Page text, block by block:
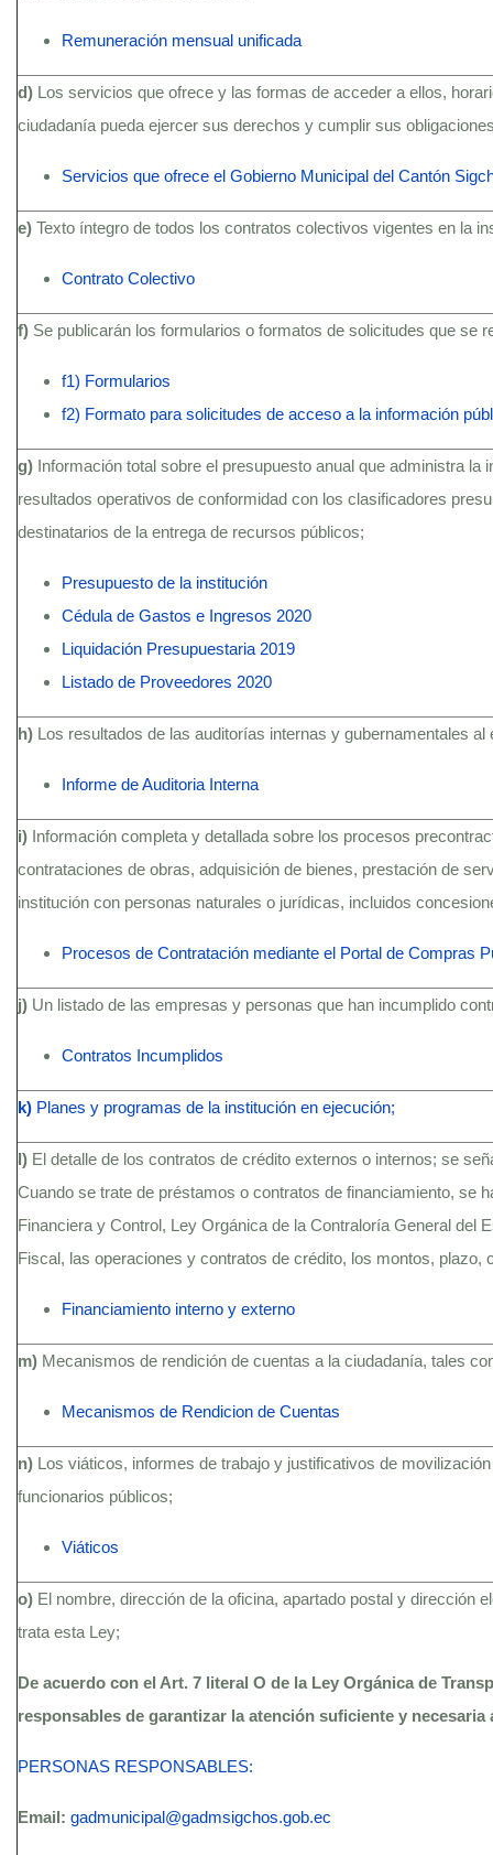
Remuneración mensual unificada
d) Los servicios que ofrece y las formas de acceder a ellos,
ciudadanía pueda ejercer sus derechos y cumplir sus
Servicios que ofrece el Gobierno Municipal del Cantón
e) Texto íntegro de todos los contratos colectivos vigentes en la
Contrato Colectivo
f) Se publicarán los formularios o formatos de solicitudes que se
f1) Formularios
f2) Formato para solicitudes de acceso a la información
g) Información total sobre el presupuesto anual que administra
resultados operativos de conformidad con los clasificadores
destinatarios de la entrega de recursos públicos;
Presupuesto de la institución
Cédula de Gastos e Ingresos 2020
Liquidación Presupuestaria 2019
Listado de Proveedores 2020
h) Los resultados de las auditorías internas y gubernamentales al
Informe de Auditoria Interna
i) Información completa y detallada sobre los procesos
contrataciones de obras, adquisición de bienes, prestación de
institución con personas naturales o jurídicas, incluidos
Procesos de Contratación mediante el Portal de Compras
j) Un listado de las empresas y personas que han incumplido
Contratos Incumplidos
k) Planes y programas de la institución en ejecución;
l) El detalle de los contratos de crédito externos o internos; se
Cuando se trate de préstamos o contratos de financiamiento, se
Financiera y Control, Ley Orgánica de la Contraloría General del
Fiscal, las operaciones y contratos de crédito, los montos, plazo,
Financiamiento interno y externo
m) Mecanismos de rendición de cuentas a la ciudadanía, tales
Mecanismos de Rendicion de Cuentas
n) Los viáticos, informes de trabajo y justificativos de
funcionarios públicos;
Viáticos
o) El nombre, dirección de la oficina, apartado postal y dirección
trata esta Ley;
De acuerdo con el Art. 7 literal O de la Ley Orgánica de
responsables de garantizar la atención suficiente y
PERSONAS RESPONSABLES:
Email: gadmunicipal@gadmsigchos.gob.ec